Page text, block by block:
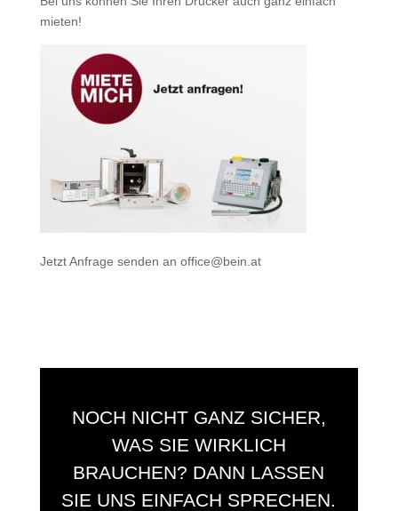
mieten!
Jetzt Anfrage senden an office@bein.at
NOCH NICHT GANZ SICHER,
WAS SIE WIRKLICH
BRAUCHEN? DANN LASSEN
SIE UNS EINFACH SPRECHEN.